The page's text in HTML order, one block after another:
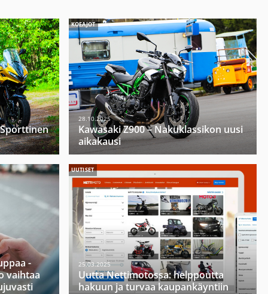
KOEAJOT
28.10.2025
Kawasaki Z900 – Nakuklassikon uusi
aikakausi
-
vaihtaa
UUTISET
25.03.2025
Uutta Nettimotossa: helppoutta
hakuun ja turvaa kaupankäyntiin